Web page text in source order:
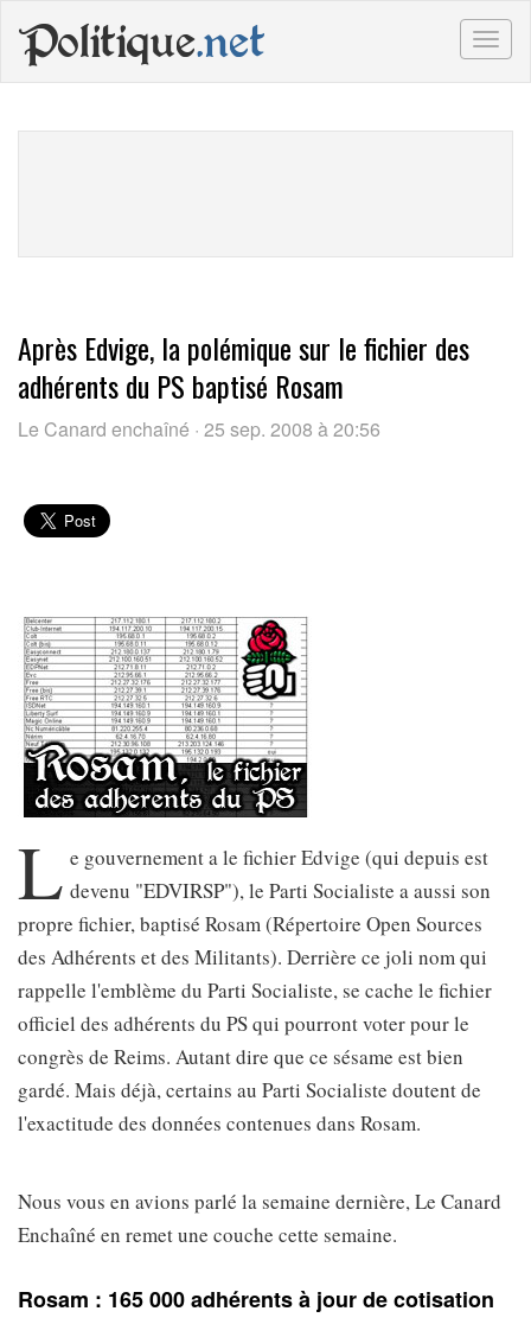
Politique.net
Après Edvige, la polémique sur le fichier des
adhérents du PS baptisé Rosam
Le Canard enchaîné · 25 sep. 2008 à 20:56
L e gouvernement a le fichier Edvige (qui depuis est
devenu "EDVIRSP"), le Parti Socialiste a aussi son
propre fichier, baptisé Rosam (Répertoire Open Sources
des Adhérents et des Militants). Derrière ce joli nom qui
rappelle l'emblème du Parti Socialiste, se cache le fichier
officiel des adhérents du PS qui pourront voter pour le
congrès de Reims. Autant dire que ce sésame est bien
gardé. Mais déjà, certains au Parti Socialiste doutent de
l'exactitude des données contenues dans Rosam.
Nous vous en avions parlé la semaine dernière, Le Canard
Enchaîné en remet une couche cette semaine.
Rosam : 165 000 adhérents à jour de cotisation